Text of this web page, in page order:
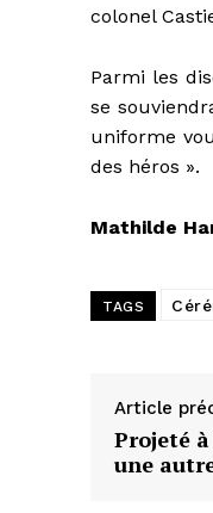
colonel
Parmi les
se
uniforme
des héros ».
Mathilde
TAGS
Article
Projeté
une